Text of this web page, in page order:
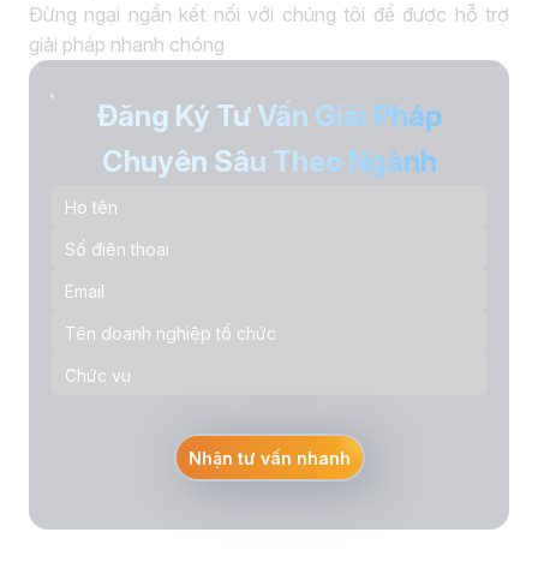
Đừng ngại ngần kết nối với chúng tôi để được hỗ trợ
giải pháp nhanh chóng
Đăng Ký Tư Vấn Giải Pháp
Chuyên Sâu Theo Ngành
Nhận tư vấn nhanh